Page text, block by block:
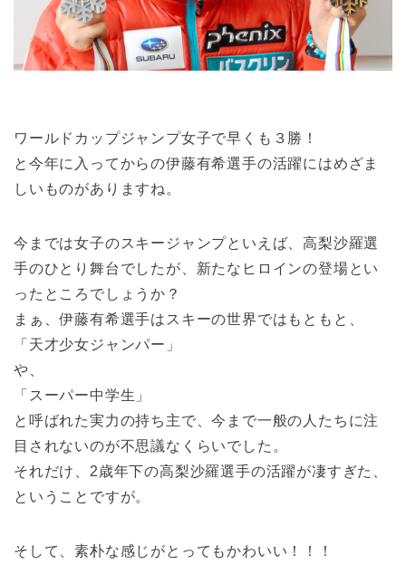
ワールドカップジャンプ女子で早くも３勝！
と今年に入ってからの伊藤有希選手の活躍にはめざま
しいものがありますね。
今までは女子のスキージャンプといえば、高梨沙羅選
手のひとり舞台でしたが、新たなヒロインの登場とい
ったところでしょうか？
まぁ、伊藤有希選手はスキーの世界ではもともと、
「天才少女ジャンパー」
や、
「スーパー中学生」
と呼ばれた実力の持ち主で、今まで一般の人たちに注
目されないのが不思議なくらいでした。
それだけ、2歳年下の高梨沙羅選手の活躍が凄すぎた、
ということですが。
そして、素朴な感じがとってもかわいい！！！